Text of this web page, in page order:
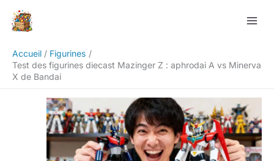
Accueil
Figurines
Test des figurines diecast Mazinger Z : aphrodai A vs Minerva
X de Bandai
Rechercher